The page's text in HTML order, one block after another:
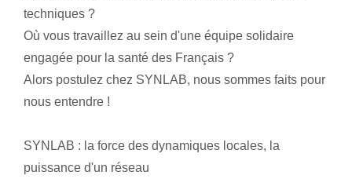
techniques ?
Où vous travaillez au sein d'une équipe solidaire
engagée pour la santé des Français ?
Alors postulez chez SYNLAB, nous sommes faits pour
nous entendre !
SYNLAB : la force des dynamiques locales, la
puissance d'un réseau